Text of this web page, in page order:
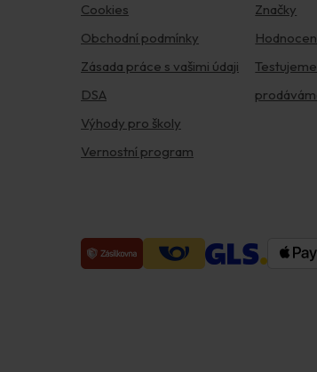
Cookies
Obchodní podmínky
Zásada práce s vašimi údaji
DSA
Výhody pro školy
Vernostní program
Značky